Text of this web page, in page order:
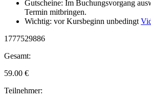
Gutscheine: Im Buchungsvorgang
Termin mitbringen.
Wichtig: vor Kursbeginn unbedingt
1777529886
Gesamt:
59.00 €
Teilnehmer: